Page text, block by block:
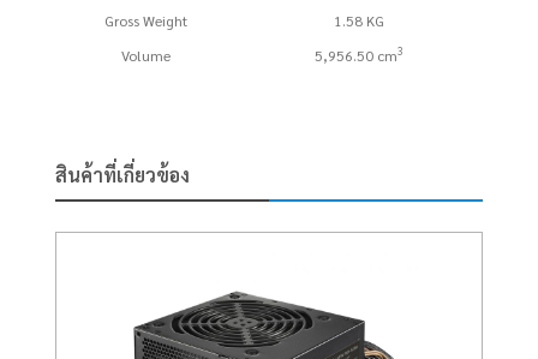
Gross Weight
1.58 KG
Volume
5,956.50 cm3
สินค้าที่เกี่ยวข้อง